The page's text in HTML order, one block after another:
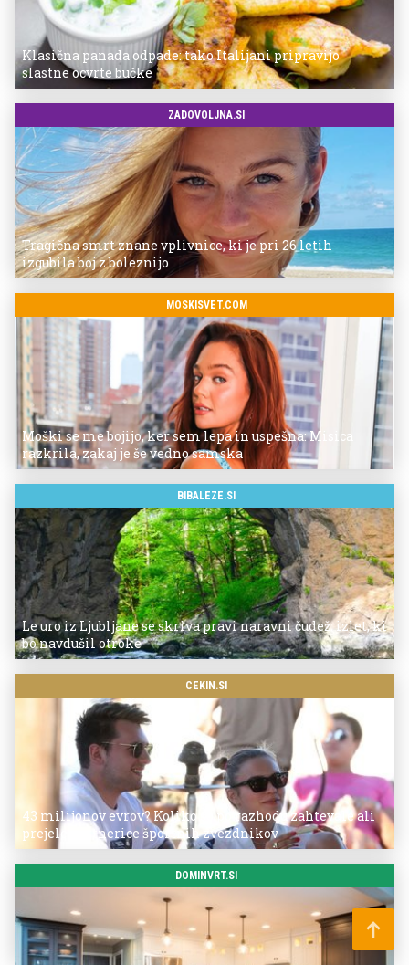
Klasična panada odpade: tako Italijani pripravijo
slastne ocvrte bučke
ZADOVOLJNA.SI
Tragična smrt znane vplivnice, ki je pri 26 letih
izgubila boj z boleznijo
MOSKISVET.COM
Moški se me bojijo, ker sem lepa in uspešna: Misica
razkrila, zakaj je še vedno samska
BIBALEZE.SI
Le uro iz Ljubljane se skriva pravi naravni čudež: izlet, ki
bo navdušil otroke
CEKIN.SI
43 milijonov evrov? Koliko so po razhodu zahtevale ali
prejele partnerice športnih zvezdnikov
DOMINVRT.SI